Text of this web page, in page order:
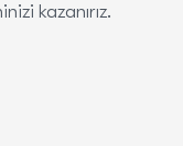
kazanırız.